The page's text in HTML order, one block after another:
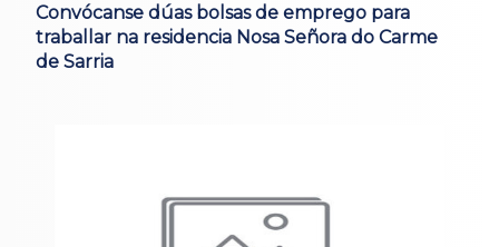
Convócanse dúas bolsas de emprego para
traballar na residencia Nosa Señora do Carme
de Sarria